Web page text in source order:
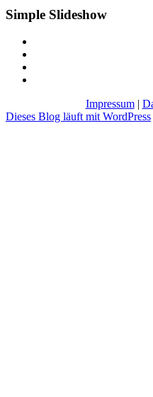
Simple Slideshow
Impressum|
Dieses Blog läuft mit WordPress